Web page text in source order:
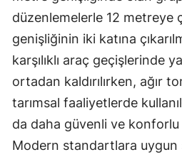
düzenlemelerle 12 metreye
genişliğinin iki katına
karşılıklı araç geçişlerinde
ortadan kaldırılırken, ağır
tarımsal faaliyetlerde
da daha güvenli ve
Modern standartlara uygun